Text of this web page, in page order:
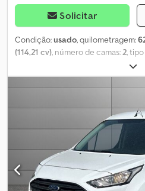
Solicitar
Condição:usado, quilometragem:
(114,21 cv) , número de camas: 2 ,
automático,
matrícula:10/2024, comprimento
1 855 mm, altura total:1 816 mm,
ABS,
condicionado, fecho
usados, programa eletrónico de
navegação, - Número interno:
gaveta de cozinha à esquerda com
recipiente de água potável de 10
direita para caixa frigorífica